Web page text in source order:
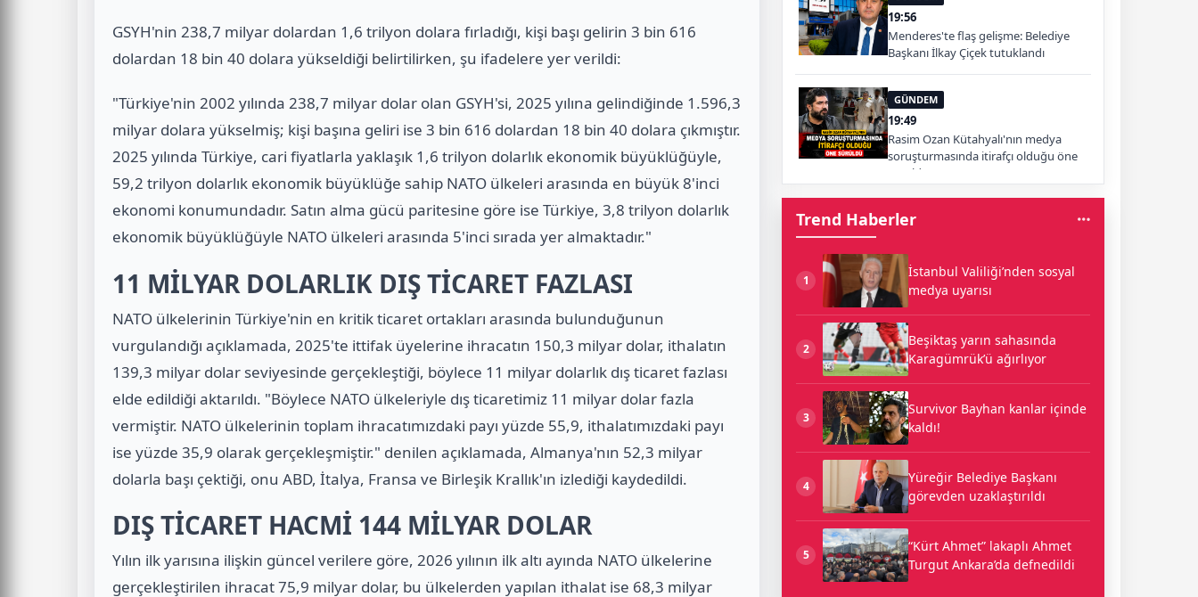
GSYH'nin 238,7 milyar dolardan 1,6 trilyon dolara fırladığı, kişi başı gelirin 3 bin 616
dolardan 18 bin 40 dolara yükseldiği belirtilirken, şu ifadelere yer verildi:
"Türkiye'nin 2002 yılında 238,7 milyar dolar olan GSYH'si, 2025 yılına gelindiğinde 1.596,3
milyar dolara yükselmiş; kişi başına geliri ise 3 bin 616 dolardan 18 bin 40 dolara çıkmıştır.
2025 yılında Türkiye, cari fiyatlarla yaklaşık 1,6 trilyon dolarlık ekonomik büyüklüğüyle,
59,2 trilyon dolarlık ekonomik büyüklüğe sahip NATO ülkeleri arasında en büyük 8'inci
ekonomi konumundadır. Satın alma gücü paritesine göre ise Türkiye, 3,8 trilyon dolarlık
ekonomik büyüklüğüyle NATO ülkeleri arasında 5'inci sırada yer almaktadır."
11 MİLYAR DOLARLIK DIŞ TİCARET FAZLASI
NATO ülkelerinin Türkiye'nin en kritik ticaret ortakları arasında bulunduğunun
vurgulandığı açıklamada, 2025'te ittifak üyelerine ihracatın 150,3 milyar dolar, ithalatın
139,3 milyar dolar seviyesinde gerçekleştiği, böylece 11 milyar dolarlık dış ticaret fazlası
elde edildiği aktarıldı. "Böylece NATO ülkeleriyle dış ticaretimiz 11 milyar dolar fazla
vermiştir. NATO ülkelerinin toplam ihracatımızdaki payı yüzde 55,9, ithalatımızdaki payı
ise yüzde 35,9 olarak gerçekleşmiştir." denilen açıklamada, Almanya'nın 52,3 milyar
dolarla başı çektiği, onu ABD, İtalya, Fransa ve Birleşik Krallık'ın izlediği kaydedildi.
DIŞ TİCARET HACMİ 144 MİLYAR DOLAR
Yılın ilk yarısına ilişkin güncel verilere göre, 2026 yılının ilk altı ayında NATO ülkelerine
gerçekleştirilen ihracat 75,9 milyar dolar, bu ülkelerden yapılan ithalat ise 68,3 milyar
19:56
Menderes'te flaş gelişme: Belediye
Başkanı İlkay Çiçek tutuklandı
GÜNDEM
19:49
Rasim Ozan Kütahyalı'nın medya
soruşturmasında itirafçı olduğu öne
sürüldü
Trend Haberler
1
İstanbul Valiliği’nden sosyal
medya uyarısı
2
Beşiktaş yarın sahasında
Karagümrük’ü ağırlıyor
3
Survivor Bayhan kanlar içinde
kaldı!
4
Yüreğir Belediye Başkanı
görevden uzaklaştırıldı
5
“Kürt Ahmet” lakaplı Ahmet
Turgut Ankara’da defnedildi